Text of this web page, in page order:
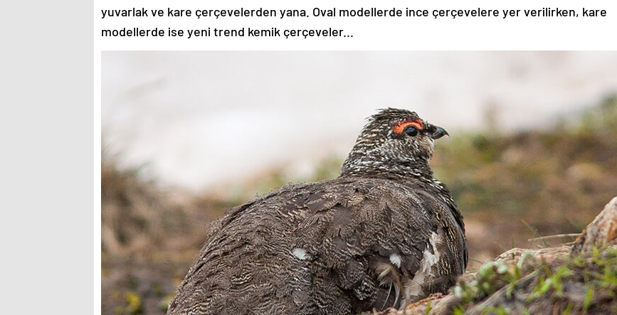
yuvarlak ve kare çerçevelerden yana. Oval modellerde ince çerçevelere yer verilirken, kare
modellerde ise yeni trend kemik çerçeveler...